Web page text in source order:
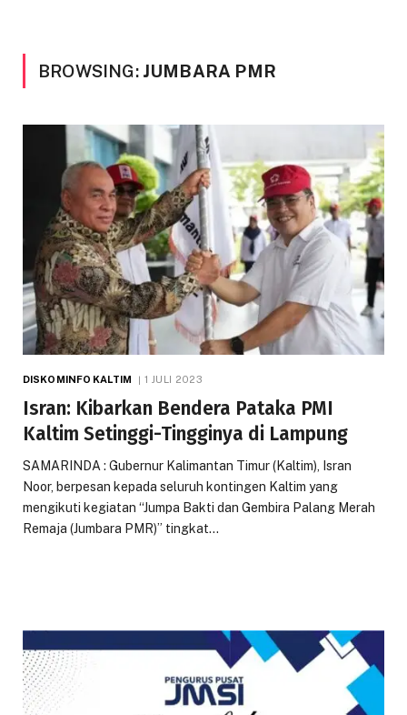
BROWSING: JUMBARA PMR
DISKOMINFO KALTIM 1 JULI 2023
Isran: Kibarkan Bendera Pataka PMI
Kaltim Setinggi-Tingginya di Lampung
SAMARINDA : Gubernur Kalimantan Timur (Kaltim), Isran
Noor, berpesan kepada seluruh kontingen Kaltim yang
mengikuti kegiatan “Jumpa Bakti dan Gembira Palang Merah
Remaja (Jumbara PMR)” tingkat…